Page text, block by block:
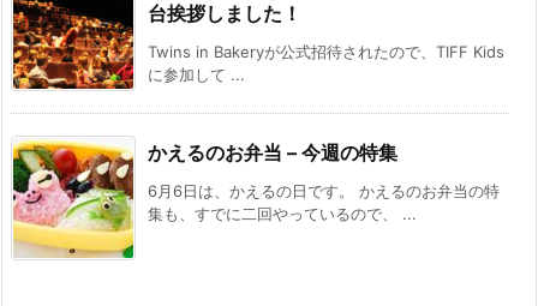
台挨拶しました！
Twins in Bakeryが公式招待されたので、TIFF Kids
に参加して ...
かえるのお弁当 – 今週の特集
6月6日は、かえるの日です。 かえるのお弁当の特
集も、すでに二回やっているので、 ...